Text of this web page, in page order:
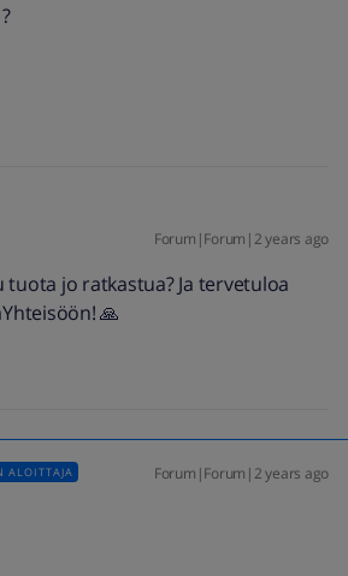
Forum|Forum|2 years ago
tuota jo ratkastua? Ja tervetuloa
🙏
ALOITTAJA Forum|Forum|2 years ago